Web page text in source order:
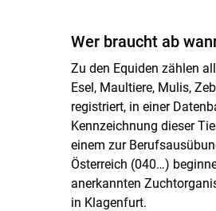
Wer braucht ab
Zu den Equiden zählen
Esel, Maultiere, Mulis,
registriert, in einer
Kennzeichnung dieser
einem zur
Österreich (040…)
anerkannten
in Klagenfurt.